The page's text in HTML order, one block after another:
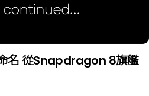
名 從Snapdragon 8旗艦